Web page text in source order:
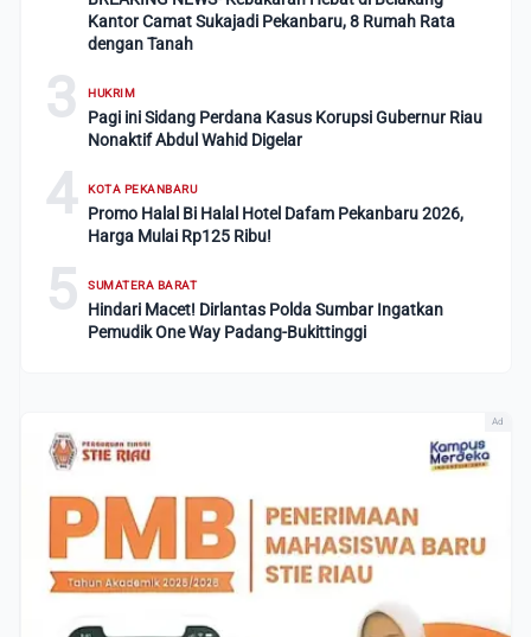
Kantor Camat Sukajadi Pekanbaru, 8 Rumah Rata
dengan Tanah
3 HUKRIM
Pagi ini Sidang Perdana Kasus Korupsi Gubernur Riau
Nonaktif Abdul Wahid Digelar
4 KOTA PEKANBARU
Promo Halal Bi Halal Hotel Dafam Pekanbaru 2026,
Harga Mulai Rp125 Ribu!
5 SUMATERA BARAT
Hindari Macet! Dirlantas Polda Sumbar Ingatkan
Pemudik One Way Padang-Bukittinggi
Ad